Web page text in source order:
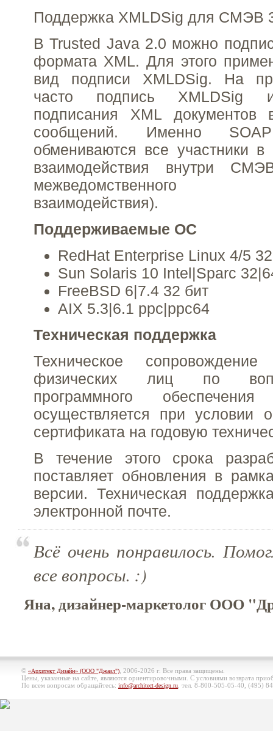
Поддержка XMLDSig для СМЭВ
В Trusted Java 2.0 можно
формата XML. Для этого
вид подписи XMLDSig. На
часто подпись XMLDSig
подписания XML документов
сообщений. Именно
обмениваются все участники
взаимодействия внутри
межведомственного
взаимодействия).
Поддерживаемые ОС
RedHat Enterprise Linux 4/5
Sun Solaris 10 Intel|Sparc
FreeBSD 6|7.4 32 бит
AIX 5.3|6.1 ppc|ppc64
Техническая поддержка
Техническое
физических лиц по
программного
осуществляется при условии
сертификата на годовую
В течение этого срока
поставляет обновления в
версии. Техническая
электронной почте.
Всё очень понравилось.
все вопросы. :)
Яна, дизайнер-маркетолог ООО
© «Архитект Дизайн» (ООО "Джазл") , 2006-2026 г. Все права защищены.
Цены, указанные на сайте, являются ориентировочными. С условиями возврата
По всем вопросам обращайтесь: info@architect-design.ru , тел. 8-800-505-05-40, (495)